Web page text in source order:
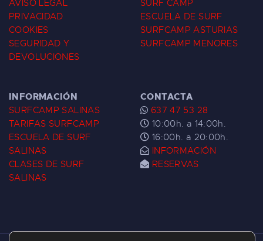
AVISO LEGAL
PRIVACIDAD
COOKIES
SEGURIDAD Y
DEVOLUCIONES
SURF CAMP
ESCUELA DE SURF
SURFCAMP ASTURIAS
SURFCAMP MENORES
INFORMACIÓN
SURFCAMP SALINAS
TARIFAS SURFCAMP
ESCUELA DE SURF
SALINAS
CLASES DE SURF
SALINAS
CONTACTA
637 47 53 28
10:00h. a 14:00h.
16:00h. a 20:00h.
INFORMACIÓN
RESERVAS